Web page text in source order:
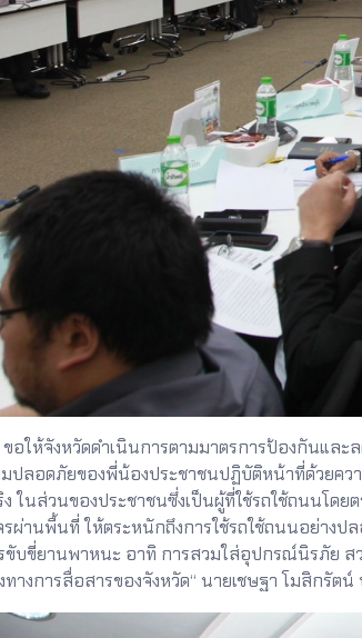
ห้จังหวัดดำเนินการตามมาตรการป้องกันและล
ปลอดภัยของพี่น้องประชาชนปฏิบัติหน้าที่ด้วยคว
ง ในส่วนของประชาชนซึ่งเป็นผู้ที่ใช้รถใช้ถนนโ
ผ่านพื้นที่ ให้ตระหนักถึงการใช้รถใช้ถนนอย่างป
บขี่ยานพาหนะ อาทิ การสวมใส่อุปกรณ์นิรภัย ส
างการสื่อสารของจังหวัด“ นายเชษฐา โมสิกรัต